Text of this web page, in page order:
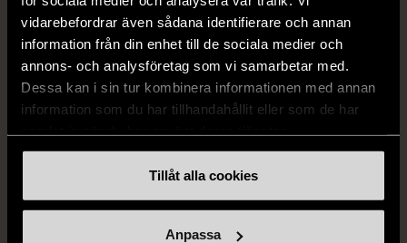
vidarebefordrar även sådana identifierare och annan
information från din enhet till de sociala medier och
annons- och analysföretag som vi samarbetar med.
Dessa kan i sin tur kombinera informationen med annan
information som du har tillhandahållit eller som de har
Tillåt alla cookies
Anpassa
STENSTRÖMS
Stenströms skjorta turkos
BOSS
BOSS vit pikétröja
279 kr